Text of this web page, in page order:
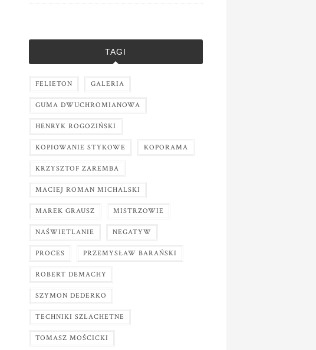
TAGI
FELIETON GALERIA
GUMA DWUCHROMIANOWA
HENRYK ROGOZIŃSKI
KOPIOWANIE STYKOWE KOPORAMA
KRZYSZTOF ZAREMBA
MACIEJ ROMAN MICHALSKI
MAREK GRAUSZ MISTRZOWIE
NAŚWIETLANIE NEGATYW
PROCES PRZEMYSŁAW BARAŃSKI
ROBERT DEMACHY
SZYMON DEDERKO
TECHNIKI SZLACHETNE
TOMASZ MOŚCICKI